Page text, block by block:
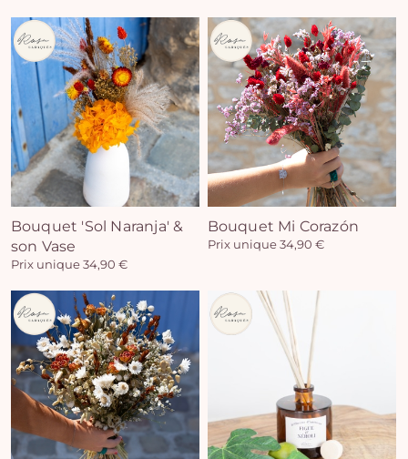
Bouquet 'Sol Naranja' &
son Vase
Prix unique 34,90 €
Bouquet Mi Corazón
Prix unique 34,90 €